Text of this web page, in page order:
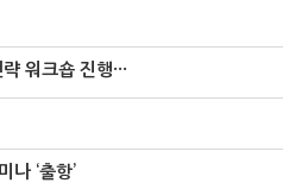
워크숍 진행···
나 ‘출항’